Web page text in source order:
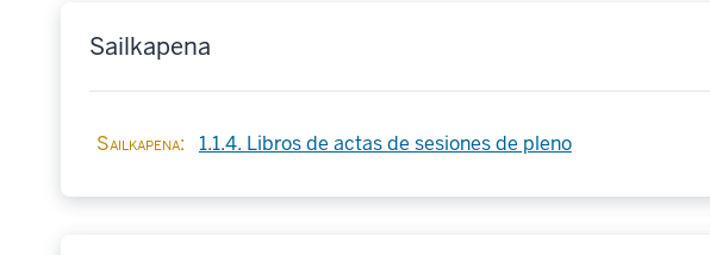
Sailkapena
Sailkapena 1.1.4. Libros de actas de sesiones de pleno